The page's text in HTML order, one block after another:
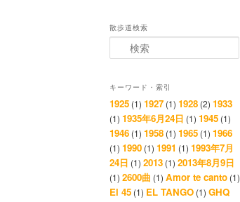
散歩道検索
キーワード・索引
1925 (1) 1927 (1) 1928 (2) 1933
(1) 1935年6月24日 (1) 1945 (1)
1946 (1) 1958 (1) 1965 (1) 1966
(1) 1990 (1) 1991 (1) 1993年7月
24日 (1) 2013 (1) 2013年8月9日
(1) 2600曲 (1) Amor te canto (1)
El 45 (1) EL TANGO (1) GHQ